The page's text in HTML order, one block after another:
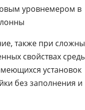
уровнемером в
также при
свойствах
установок
без заполнения и